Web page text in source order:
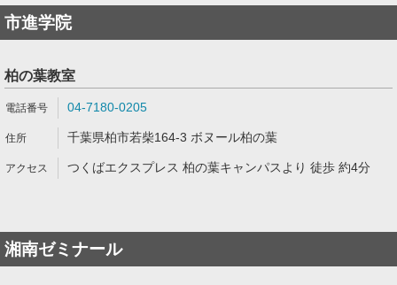
市進学院
柏の葉教室
04-7180-0205
千葉県柏市若柴164-3 ボヌール柏の葉
つくばエクスプレス 柏の葉キャンパスより 徒歩 約4分
湘南ゼミナール